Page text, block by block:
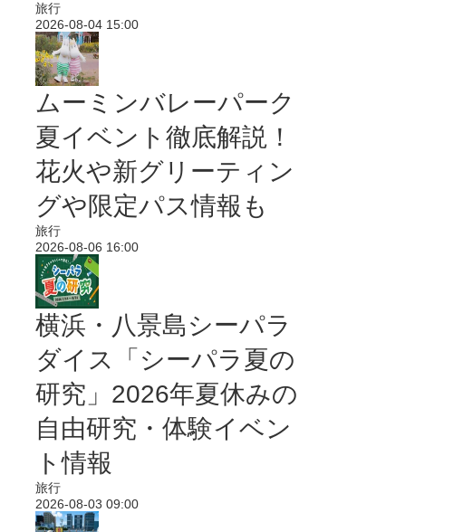
旅行
2026-08-04 15:00
ムーミンバレーパーク
夏イベント徹底解説！
花火や新グリーティン
グや限定パス情報も
旅行
2026-08-06 16:00
横浜・八景島シーパラ
ダイス「シーパラ夏の
研究」2026年夏休みの
自由研究・体験イベン
ト情報
旅行
2026-08-03 09:00